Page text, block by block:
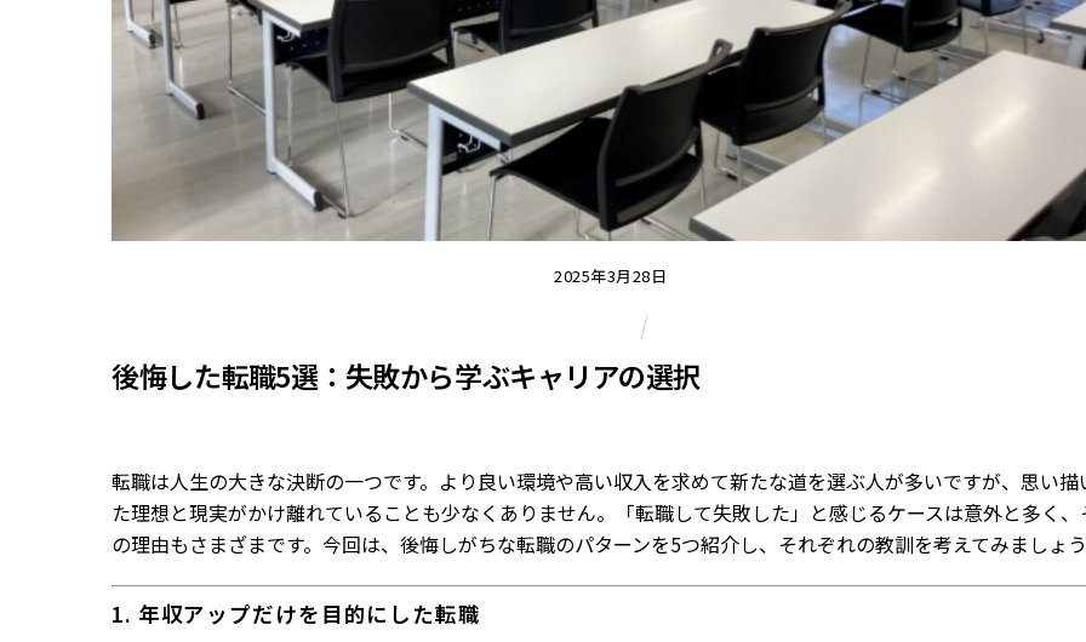
2025年3月28日
後悔した転職5選：失敗から学ぶキャリアの選択
転職は人生の大きな決断の一つです。より良い環境や高い収入を求めて新たな道を選ぶ人が多いですが、思い描
た理想と現実がかけ離れていることも少なくありません。「転職して失敗した」と感じるケースは意外と多く、
の理由もさまざまです。今回は、後悔しがちな転職のパターンを5つ紹介し、それぞれの教訓を考えてみましょ
1. 年収アップだけを目的にした転職